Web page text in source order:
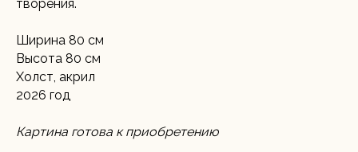
творения.
Ширина 80 см
Высота 80 см
Холст, акрил
2026 год
Картина готова к приобретению